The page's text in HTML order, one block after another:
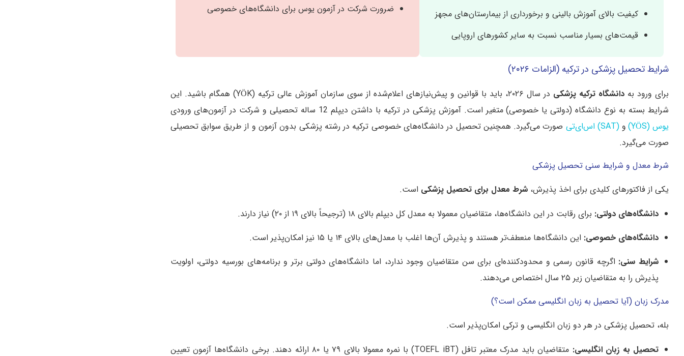
کیفیت بالای آموزش بالینی و برخورداری از بیمارستان‌های مجهز
قیمت‌های بسیار مناسب نسبت به سایر کشورهای اروپایی
ضرورت شرکت در آزمون یوس برای دانشگاه‌های خصوصی
شرایط تحصیل پزشکی در ترکیه (الزامات ۲۰۲۶)
برای ورود بهدانشگاه ترکیه پزشکی در سال ۲۰۲۶، باید با قوانین و پیش‌نیازهای اعلام‌شده از سوی سازمان آموزش عالی ترکیه (YÖK) همگام باشید
. این
شرایط بسته به نوع دانشگاه (دولتی یا خصوصی) متغیر است. آموزش پزشکی در ترکیه با داشتن دیپلم 12 ساله تحصیلی و شرکت در آزمون‌های ورودی
یوس (YÖS)
و(SAT) اس‌ای‌تی
صورت می‌گیرد. همچنین تحصیل در دانشگاه‌های خصوصی ترکیه در رشته پزشکی بدون آزمون و از طریق سوابق تحصیلی
صورت می‌گیرد.
شرط معدل و شرایط سنی تحصیل پزشکی
یکی از فاکتورهای کلیدی برای اخذ پذیرش، شرط معدل برای تحصیل پزشکی است.
دانشگاه‌های دولتی: برای رقابت در این دانشگاه‌ها، متقاضیان معمولا به معدل کل دیپلم بالای ۱۸ (ترجیحاً بالای ۱۹ از ۲۰) نیاز دارند.
دانشگاه‌های خصوصی: این دانشگاه‌ها منعطف‌تر هستند و پذیرش آن‌ها اغلب با معدل‌های بالای ۱۴ یا ۱۵ نیز امکان‌پذیر است.
شرایط سنی: اگرچه قانون رسمی و محدودکننده‌ای برای سن متقاضیان وجود ندارد، اما دانشگاه‌های دولتی برتر و برنامه‌های بورسیه دولتی، اولویت
پذیرش را به متقاضیان زیر ۲۵ سال اختصاص می‌دهند
.
مدرک زبان (آیا تحصیل به زبان انگلیسی ممکن است؟)
بله، تحصیل پزشکی در هر دو زبان انگلیسی و ترکی امکان‌پذیر است.
تحصیل به زبان انگلیسی: متقاضیان باید مدرک معتبر تافل (TOEFL iBT) با نمره معمولا بالای ۷۹ یا ۸۰ ارائه دهند . برخی دانشگاه‌ها آزمون تعیین